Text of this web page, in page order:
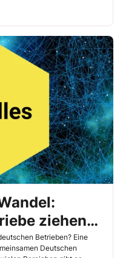
ziehen
Betrieben? Eine
Deutschen